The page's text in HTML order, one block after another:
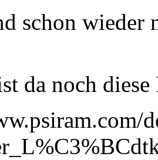
schon wieder
da noch